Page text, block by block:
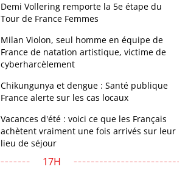
Demi Vollering remporte la 5e étape du
Tour de France Femmes
Milan Violon, seul homme en équipe de
France de natation artistique, victime de
cyberharcèlement
Chikungunya et dengue : Santé publique
France alerte sur les cas locaux
Vacances d'été : voici ce que les Français
achètent vraiment une fois arrivés sur leur
lieu de séjour
17H